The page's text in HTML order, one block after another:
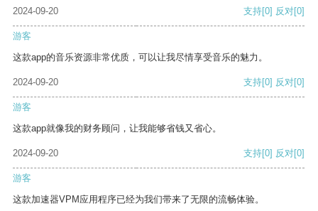
2024-09-20 支持[0] 反对[0]
游客
这款app的音乐资源非常优质，可以让我尽情享受音乐的魅力。
2024-09-20 支持[0] 反对[0]
游客
这款app就像我的财务顾问，让我能够省钱又省心。
2024-09-20 支持[0] 反对[0]
游客
这款加速器VPM应用程序已经为我们带来了无限的流畅体验。